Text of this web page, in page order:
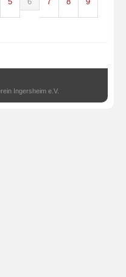
Ingersheim e.V.